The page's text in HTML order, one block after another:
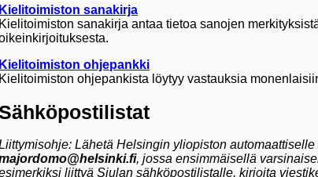
Kielitoimiston sanakirja
Kielitoimiston sanakirja antaa tietoa sanojen
Kielitoimiston ohjepankki
Kielitoimiston ohjepankista löytyy vastauksia
Lähetä Helsingin yliopiston
, jossa ensimmäisellä
liittyä Siulan sähköpostilistalle, kirjoita